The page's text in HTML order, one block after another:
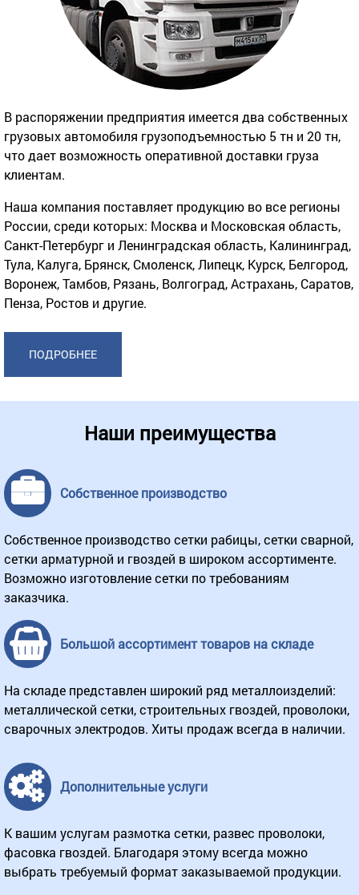
В распоряжении предприятия имеется два собственных
грузовых автомобиля грузоподъемностью 5 тн и 20 тн,
что дает возможность оперативной доставки груза
клиентам.
Наша компания поставляет продукцию во все регионы
России, среди которых: Москва и Московская область,
Санкт-Петербург и Ленинградская область, Калининград,
Тула, Калуга, Брянск, Смоленск, Липецк, Курск, Белгород,
Воронеж, Тамбов, Рязань, Волгоград, Астрахань, Саратов,
Пенза, Ростов и другие.
ПОДРОБНЕЕ
Наши преимущества
Собственное производство
Собственное производство сетки рабицы, сетки сварной,
сетки арматурной и гвоздей в широком ассортименте.
Возможно изготовление сетки по требованиям
заказчика.
Большой ассортимент товаров на складе
На складе представлен широкий ряд металлоизделий:
металлической сетки, строительных гвоздей, проволоки,
сварочных электродов. Хиты продаж всегда в наличии.
Дополнительные услуги
К вашим услугам размотка сетки, развес проволоки,
фасовка гвоздей. Благодаря этому всегда можно
выбрать требуемый формат заказываемой продукции.